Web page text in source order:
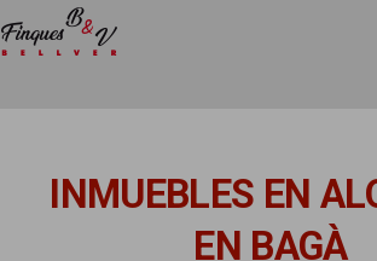
INMUEBLES EN
EN BAGÀ